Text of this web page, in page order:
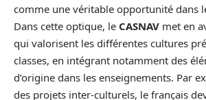
comme une véritable opportunité dans
Dans cette optique, le CASNAV met en
qui valorisent les différentes cultures
classes, en intégrant notamment des
d’origine dans les enseignements. Par
des projets inter-culturels, le français